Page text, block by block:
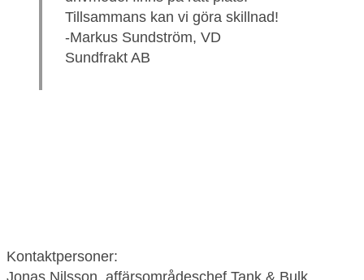
Tillsammans kan vi göra skillnad!
-Markus Sundström, VD
Sundfrakt AB
Kontaktpersoner:
Jonas Nilsson, affärsområdeschef Tank & Bulk